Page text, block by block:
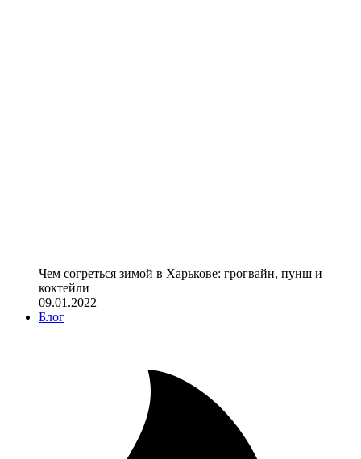
Чем согреться зимой в Харькове: грогвайн, пунш и
коктейли
09.01.2022
Блог